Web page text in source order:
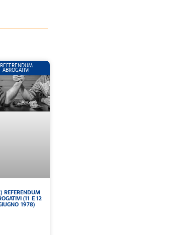
REFERENDUM
ABROGATIVI
REFERENDUM
(11 E 12
1978)